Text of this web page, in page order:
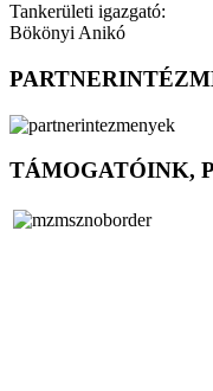
Tankerületi igazgató:
Bökönyi Anikó
TÁMOGATÓINK,